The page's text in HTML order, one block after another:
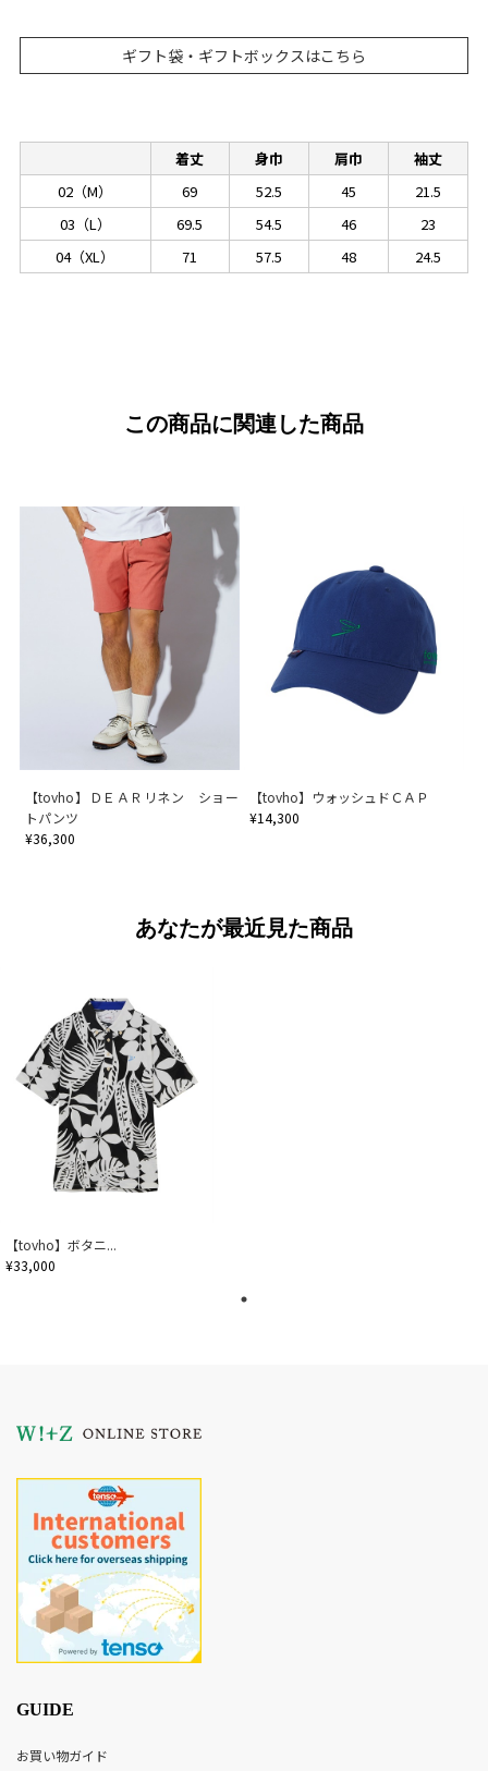
ギフト袋・ギフトボックスはこちら
着丈 身巾 肩巾
袖丈
02（M）
69 52.5 45
21.5
03（L）
69.5 54.5 46
23
04（XL）
71 57.5 48 24.5
この商品に関連した商品
【tovho】ＤＥＡＲリネン ショー
トパンツ
¥36,300
【tovho】ウォッシュドＣＡＰ
¥14,300
あなたが最近見た商品
【tovho】ボタニ...
¥33,000
GUIDE
お買い物ガイド